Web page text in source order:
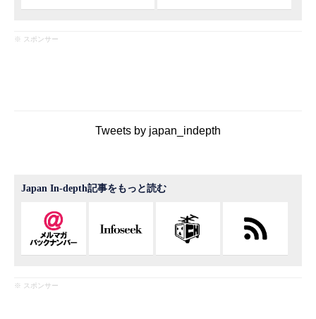
※ スポンサー
Tweets by japan_indepth
Japan In-depth記事をもっと読む
※ スポンサー